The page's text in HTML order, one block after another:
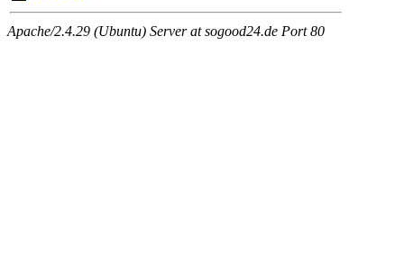
Apache/2.4.29 (Ubuntu) Server at sogood24.de Port 80